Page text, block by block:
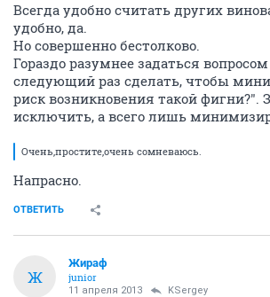
Всегда удобно считать других
удобно, да.
Но совершенно бестолково.
Гораздо разумнее задаться
следующий раз сделать, чтобы
риск возникновения такой фигни?".
исключить, а всего лишь
Очень,простите,очень сомневаюсь.
Напрасно.
ОТВЕТИТЬ
Ж
Жираф
junior
11 апреля 2013 KSergey